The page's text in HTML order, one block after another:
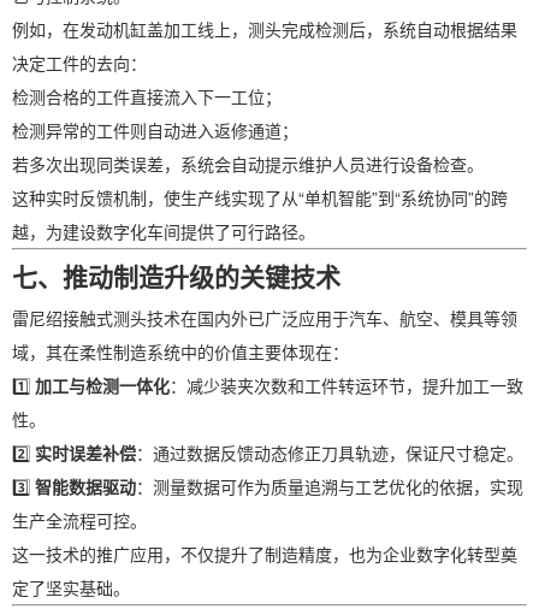
例如，在发动机缸盖加工线上，测头完成检测后，系统自动根据结果
决定工件的去向：
检测合格的工件直接流入下一工位；
检测异常的工件则自动进入返修通道；
若多次出现同类误差，系统会自动提示维护人员进行设备检查。
这种实时反馈机制，使生产线实现了从“单机智能”到“系统协同”的跨
越，为建设数字化车间提供了可行路径。
七、推动制造升级的关键技术
雷尼绍接触式测头技术在国内外已广泛应用于汽车、航空、模具等领
域，其在柔性制造系统中的价值主要体现在：
1️⃣ 加工与检测一体化：减少装夹次数和工件转运环节，提升加工一致
性。
2️⃣ 实时误差补偿：通过数据反馈动态修正刀具轨迹，保证尺寸稳定。
3️⃣ 智能数据驱动：测量数据可作为质量追溯与工艺优化的依据，实现
生产全流程可控。
这一技术的推广应用，不仅提升了制造精度，也为企业数字化转型奠
定了坚实基础。